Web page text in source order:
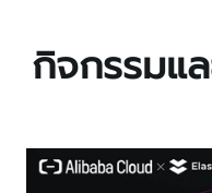
กิจกรรมแ